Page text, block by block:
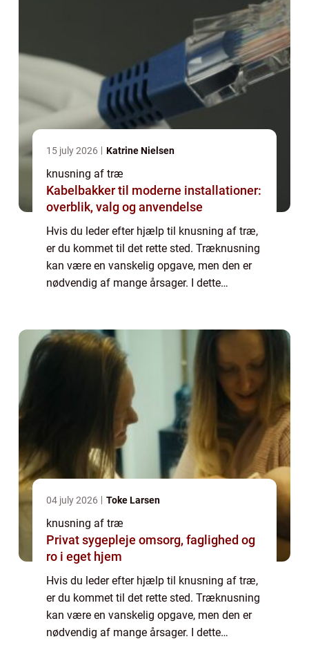
15 july 2026 Katrine Nielsen
knusning af træ
Kabelbakker til moderne installationer:
overblik, valg og anvendelse
Hvis du leder efter hjælp til knusning af træ,
er du kommet til det rette sted. Træknusning
kan være en vanskelig opgave, men den er
nødvendig af mange årsager. I dette
firm...
04 july 2026 Toke Larsen
knusning af træ
Privat sygepleje omsorg, faglighed og
ro i eget hjem
Hvis du leder efter hjælp til knusning af træ,
er du kommet til det rette sted. Træknusning
kan være en vanskelig opgave, men den er
nødvendig af mange årsager. I dette